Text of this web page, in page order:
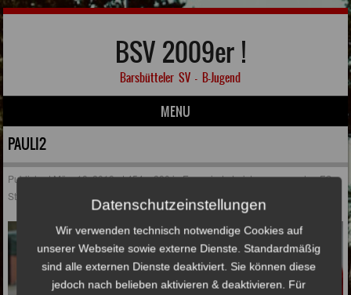
BSV 2009er !
Barsbütteler SV – B-Jugend
MENU
Skip to content
PAULI2
PublishedMärz 18, 2019at454 × 290inEngagierte Leistung gegen den FC
St. Pauli
Datenschutzeinstellungen
Wir verwenden technisch notwendige Cookies auf
unserer Webseite sowie externe Dienste. Standardmäßig
sind alle externen Dienste deaktiviert. Sie können diese
jedoch nach belieben aktivieren & deaktivieren. Für